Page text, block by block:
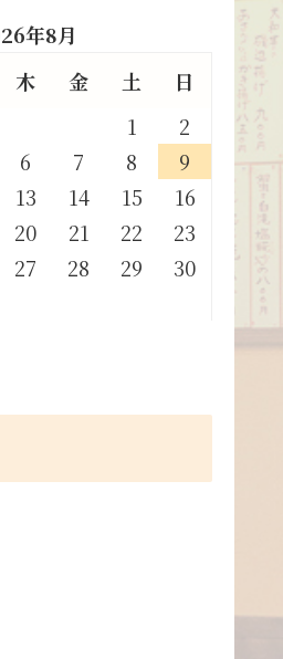
年8月
木 金 土
日
1
2
6 7 8
9
13 14 15
16
20 21 22
23
27 28 29
30